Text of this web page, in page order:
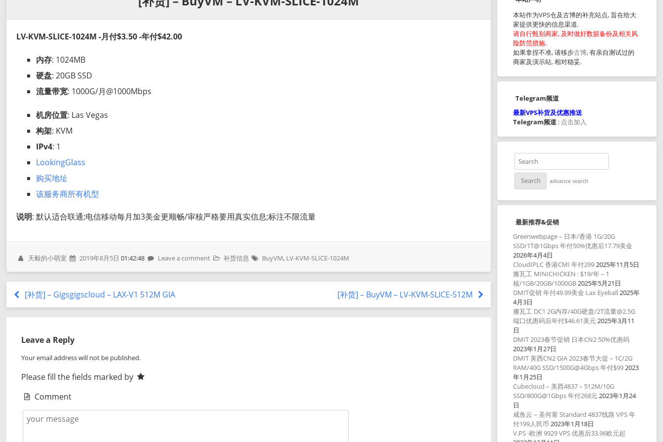
LV-KVM-SLICE-1024M -月付$3.50 -年付$42.00
内存: 1024MB
硬盘: 20GB SSD
流量带宽: 1000G/月@1000Mbps
机房位置: Las Vegas
构架: KVM
IPv4: 1
LookingGlass
购买地址
该服务商所有机型
说明: 默认适合联通;电信移动每月加3美金更顺畅/审核严格要用真实信息;标注不限流量
天毅的小萌宠 2019年8月5日 01:42:48 Leave a comment 补货信息 BuyVM, LV-KVM-SLICE-1024M
[补货] – Gigsgigscloud – LAX-V1 512M GIA [补货] – BuyVM – LV-KVM-SLICE-512M
Leave a Reply
Your email address will not be published.
Please fill the fields marked by
Comment
本站作为VPS仓及古博的补充站点, 旨在给大
家提供更快的信息渠道.
请自行甄别商家, 及时做好数据备份及相关风
险防范措施.
如果拿捏不准, 请移步古博, 有亲自测试过的
商家及演示站, 相对稳妥.
Telegram频道
最新VPS补货及优惠推送
Telegram频道 : 点击加入
advance search
最新推荐&促销
Greenwebpage – 日本/香港 1G/20G
SSD/1T@1Gbps 年付50%优惠后17.79美金
2026年4月4日
CloudIPLC 香港CMI 年付2992025年11月5日
搬瓦工 MINICHICKEN : $19/年 – 1
核/1GB/20GB/1000GB2025年5月21日
DMIT促销 年付49.99美金 Lax Eyeball 2025年
4月3日
搬瓦工 DC1 2G内存/40G硬盘/2T流量@2.5G
端口优惠码后年付$46.61美元2025年3月11
日
DMIT 2023春节促销 日本CN2 50%优惠码
2023年1月27日
DMIT 美西CN2 GIA 2023春节大促 – 1C/2G
RAM/40G SSD/1500G@4Gbps 年付$992023
年1月25日
Cubecloud – 美西4837 – 512M/10G
SSD/800G@1Gbps 年付268元2023年1月24
日
咸鱼云 – 圣何塞 Standard 4837线路 VPS 年
付199人民币 2023年1月18日
V.PS -欧洲 9929 VPS 优惠后33.96欧元起